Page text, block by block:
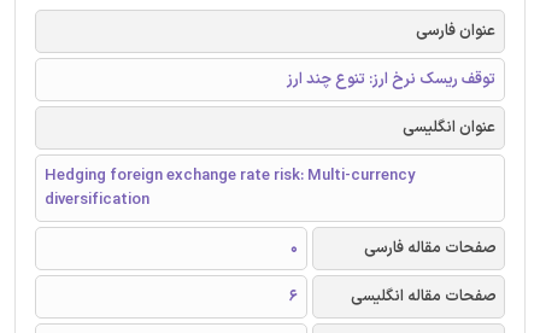
عنوان فارسی
توقف ریسک نرخ ارز: تنوع چند ارز
عنوان انگلیسی
Hedging foreign exchange rate risk: Multi-currency
diversification
صفحات مقاله فارسی
0
صفحات مقاله انگلیسی
6